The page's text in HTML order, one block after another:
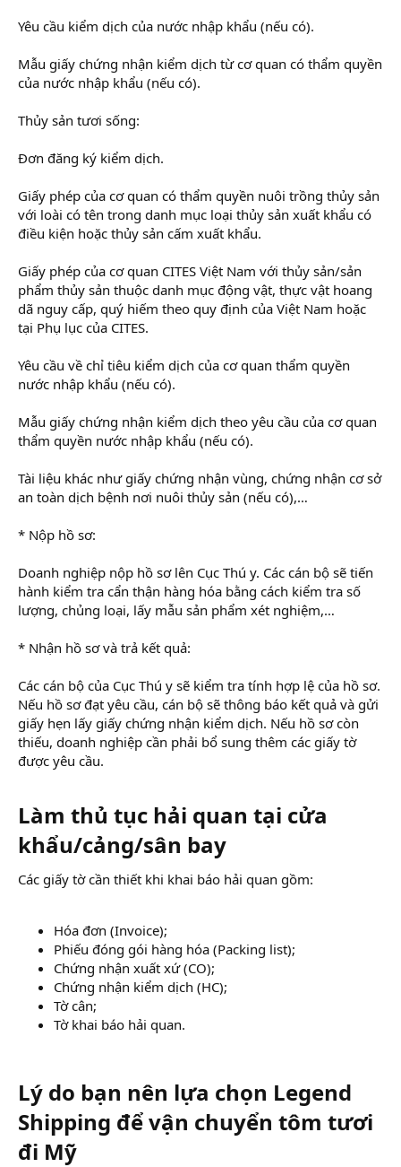
Yêu cầu kiểm dịch của nước nhập khẩu (nếu có).
Mẫu giấy chứng nhận kiểm dịch từ cơ quan có thẩm quyền
của nước nhập khẩu (nếu có).
Thủy sản tươi sống:
Đơn đăng ký kiểm dịch.
Giấy phép của cơ quan có thẩm quyền nuôi trồng thủy sản
với loài có tên trong danh mục loại thủy sản xuất khẩu có
điều kiện hoặc thủy sản cấm xuất khẩu.
Giấy phép của cơ quan CITES Việt Nam với thủy sản/sản
phẩm thủy sản thuộc danh mục động vật, thực vật hoang
dã nguy cấp, quý hiếm theo quy định của Việt Nam hoặc
tại Phụ lục của CITES.
Yêu cầu về chỉ tiêu kiểm dịch của cơ quan thẩm quyền
nước nhập khẩu (nếu có).
Mẫu giấy chứng nhận kiểm dịch theo yêu cầu của cơ quan
thẩm quyền nước nhập khẩu (nếu có).
Tài liệu khác như giấy chứng nhận vùng, chứng nhận cơ sở
an toàn dịch bệnh nơi nuôi thủy sản (nếu có),…
* Nộp hồ sơ:
Doanh nghiệp nộp hồ sơ lên Cục Thú y. Các cán bộ sẽ tiến
hành kiểm tra cẩn thận hàng hóa bằng cách kiểm tra số
lượng, chủng loại, lấy mẫu sản phẩm xét nghiệm,…
* Nhận hồ sơ và trả kết quả:
Các cán bộ của Cục Thú y sẽ kiểm tra tính hợp lệ của hồ sơ.
Nếu hồ sơ đạt yêu cầu, cán bộ sẽ thông báo kết quả và gửi
giấy hẹn lấy giấy chứng nhận kiểm dịch. Nếu hồ sơ còn
thiếu, doanh nghiệp cần phải bổ sung thêm các giấy tờ
được yêu cầu.
Làm thủ tục hải quan tại cửa
khẩu/cảng/sân bay
Các giấy tờ cần thiết khi khai báo hải quan gồm:
Hóa đơn (Invoice);
Phiếu đóng gói hàng hóa (Packing list);
Chứng nhận xuất xứ (CO);
Chứng nhận kiểm dịch (HC);
Tờ cân;
Tờ khai báo hải quan.
Lý do bạn nên lựa chọn Legend
Shipping để vận chuyển tôm tươi
đi Mỹ​